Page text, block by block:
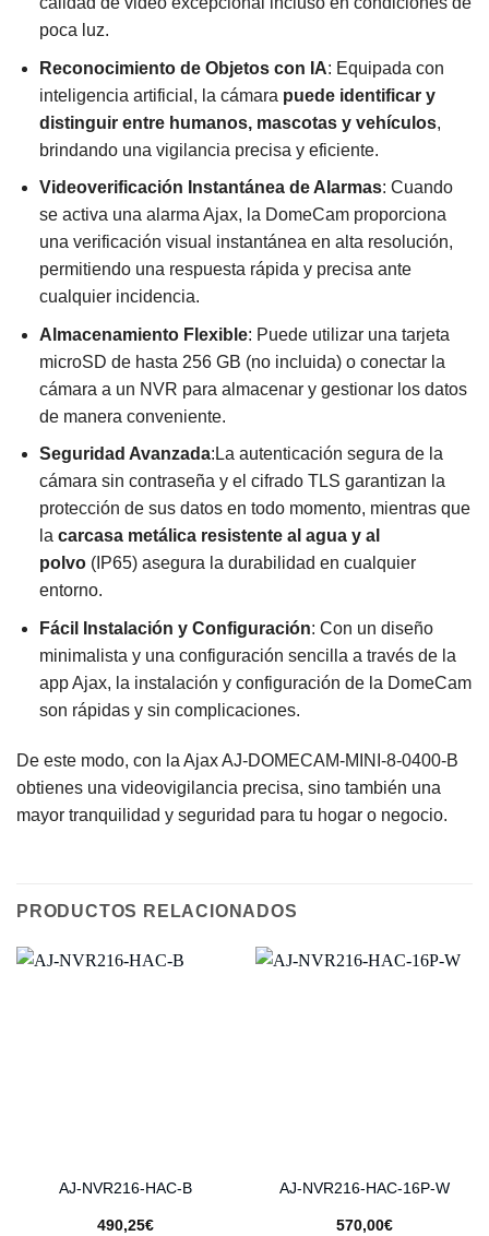
poca luz.
Reconocimiento de Objetos con IA: Equipada con
inteligencia artificial, la cámara puede identificar y
distinguir entre humanos, mascotas y vehículos,
brindando una vigilancia precisa y eficiente.
Videoverificación Instantánea de Alarmas: Cuando
se activa una alarma Ajax, la DomeCam proporciona
una verificación visual instantánea en alta resolución,
permitiendo una respuesta rápida y precisa ante
cualquier incidencia.
Almacenamiento Flexible: Puede utilizar una tarjeta
microSD de hasta 256 GB (no incluida) o conectar la
cámara a un NVR para almacenar y gestionar los datos
de manera conveniente.
Seguridad Avanzada:La autenticación segura de la
cámara sin contraseña y el cifrado TLS garantizan la
protección de sus datos en todo momento, mientras que
la carcasa metálica resistente al agua y al
polvo(IP65) asegura la durabilidad en cualquier
entorno.
Fácil Instalación y Configuración: Con un diseño
minimalista y una configuración sencilla a través de la
app Ajax, la instalación y configuración de la DomeCam
son rápidas y sin complicaciones.
De este modo, con la Ajax AJ-DOMECAM-MINI-8-0400-B
obtienes una videovigilancia precisa, sino también una
mayor tranquilidad y seguridad para tu hogar o negocio.
PRODUCTOS RELACIONADOS
AJ-NVR216-HAC-B
490,25€
AJ-NVR216-HAC-16P-W
570,00€